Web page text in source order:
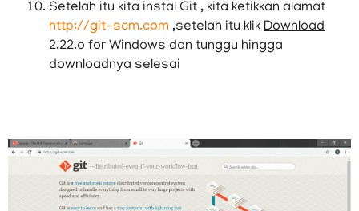
Setelah itu kita instal Git , kita ketikkan alamat
http://git-scm.com ,setelah itu klik Download
2.22.o for Windows dan tunggu hingga
downloadnya selesai